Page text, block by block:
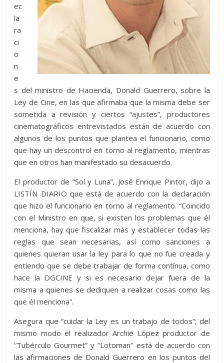
ec
la
ra
ci
o
n
e
s del ministro de Hacienda, Donald Guerrero, sobre la
Ley de Cine, en las que afirmaba que la misma debe ser
sometida a revisión y ciertos “ajustes”, productores
cinematográficos entrevistados están de acuerdo con
algunos de los puntos que plantea el funcionario, como
que hay un descontrol en torno al reglamento, mientras
que en otros han manifestado su desacuerdo.
El productor de “Sol y Luna”, José Enrique Pintor, dijo a
LISTÍN DIARIO que está de acuerdo con la declaración
que hizo el funcionario en torno al reglamento. “Coincido
con el Ministro en que, si existen los problemas que él
menciona, hay que fiscalizar más y establecer todas las
reglas que sean necesarias, así como sanciones a
quienes quieran usar la ley para lo que no fue creada y
entiendo que se debe trabajar de forma contínua, como
hace la DGCINE y si es necesario dejar fuera de la
misma a quienes se dediquen a realizar cosas como las
que él menciona”.
Asegura que “cuidar la Ley es un trabajo de todos”; del
mismo modo el realizador Archie López productor de
“Tubérculo Gourmet” y “Lotoman” está de acuerdo con
las afirmaciones de Donald Guerrero en los puntos del